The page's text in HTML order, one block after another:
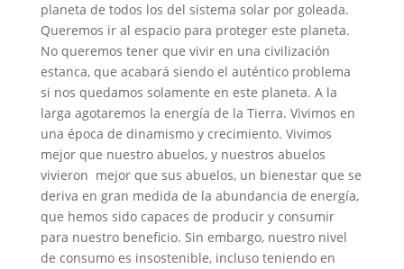
planeta de todos los del sistema solar por goleada.
Queremos ir al espacio para proteger este planeta.
No queremos tener que vivir en una civilización
estanca, que acabará siendo el auténtico problema
si nos quedamos solamente en este planeta. A la
larga agotaremos la energía de la Tierra. Vivimos en
una época de dinamismo y crecimiento. Vivimos
mejor que nuestro abuelos, y nuestros abuelos
vivieron mejor que sus abuelos, un bienestar que se
deriva en gran medida de la abundancia de energía,
que hemos sido capaces de producir y consumir
para nuestro beneficio. Sin embargo, nuestro nivel
de consumo es insostenible, incluso teniendo en